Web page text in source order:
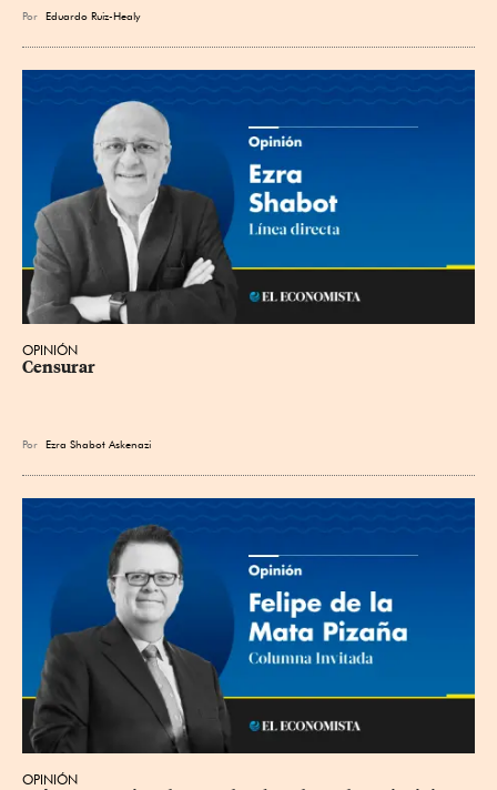
Por Eduardo Ruiz-Healy
OPINIÓN
Censurar
Por Ezra Shabot Askenazi
OPINIÓN